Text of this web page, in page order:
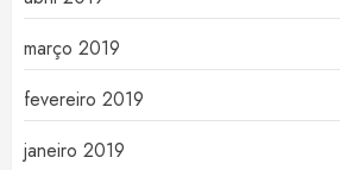
março 2019
fevereiro 2019
janeiro 2019